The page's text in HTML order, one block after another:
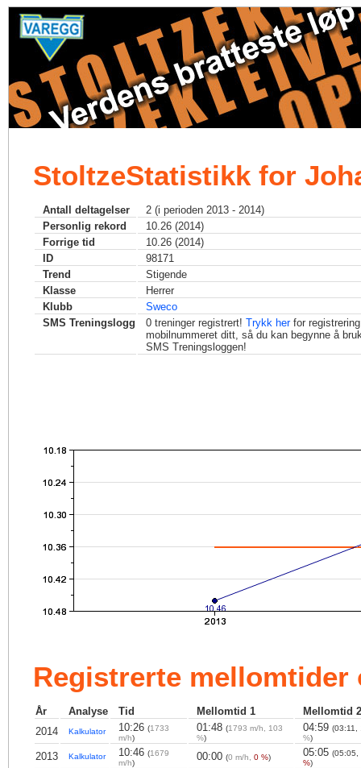
StoltzeStatistikk for
Antall deltagelser
2 (i perioden 2013 - 2014)
Personlig rekord
10.26 (2014)
Forrige tid
10.26 (2014)
ID
98171
Trend
Stigende
Klasse
Herrer
Klubb
Sweco
SMS Treningslogg
0 treninger registrert! Trykk herfor
mobilnummeret ditt, så du kan begynne å
SMS Treningsloggen!
Registrerte mellomtider
År Analyse Tid Mellomtid 1
Mellomtid 2
2014
Kalkulator 10:26 (1733
m/h)
01:48 (1793 m/h, 103
%)
04:59 (03:11,
%)
2013 Kalkulator 10:46 (1679
m/h)
00:00 (0 m/h, 0 %) 05:05 (05:05,
%)